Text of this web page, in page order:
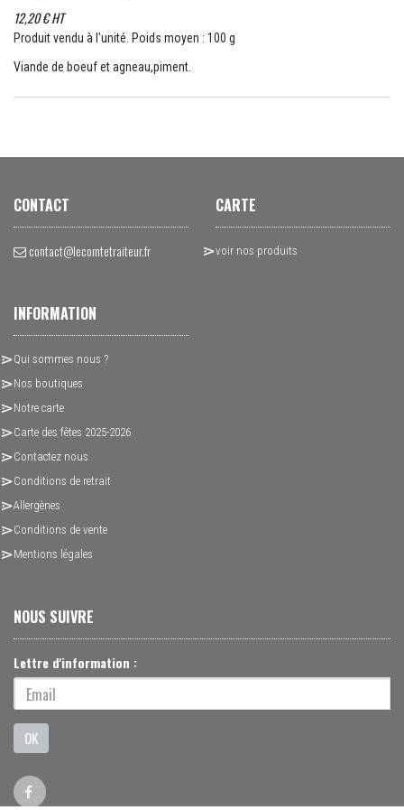
12,20 € HT
Produit vendu à l'unité. Poids moyen : 100 g
Viande de boeuf et agneau,piment.
CONTACT
contact@lecomtetraiteur.fr
CARTE
voir nos produits
INFORMATION
Qui sommes nous ?
Nos boutiques
Notre carte
Carte des fêtes 2025-2026
Contactez nous
Conditions de retrait
Allergènes
Conditions de vente
Mentions légales
NOUS SUIVRE
Lettre d'information :
OK